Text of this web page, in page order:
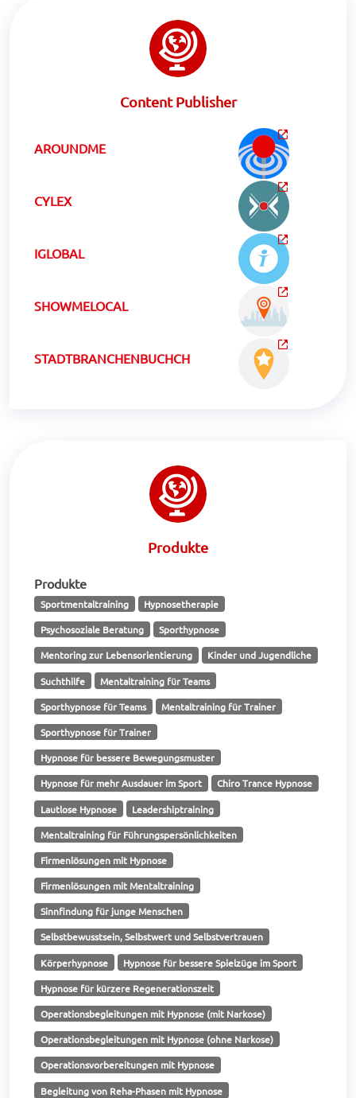
Content Publisher
AROUNDME
CYLEX
IGLOBAL
SHOWMELOCAL
STADTBRANCHENBUCHCH
Produkte
Produkte
Sportmentaltraining Hypnosetherapie
Psychosoziale Beratung Sporthypnose
Mentoring zur Lebensorientierung Kinder und Jugendliche
Suchthilfe Mentaltraining für Teams
Sporthypnose für Teams Mentaltraining für Trainer
Sporthypnose für Trainer
Hypnose für bessere Bewegungsmuster
Hypnose für mehr Ausdauer im Sport Chiro Trance Hypnose
Lautlose Hypnose Leadershiptraining
Mentaltraining für Führungspersönlichkeiten
Firmenlösungen mit Hypnose
Firmenlösungen mit Mentaltraining
Sinnfindung für junge Menschen
Selbstbewusstsein, Selbstwert und Selbstvertrauen
Körperhypnose Hypnose für bessere Spielzüge im Sport
Hypnose für kürzere Regenerationszeit
Operationsbegleitungen mit Hypnose (mit Narkose)
Operationsbegleitungen mit Hypnose (ohne Narkose)
Operationsvorbereitungen mit Hypnose
Begleitung von Reha-Phasen mit Hypnose